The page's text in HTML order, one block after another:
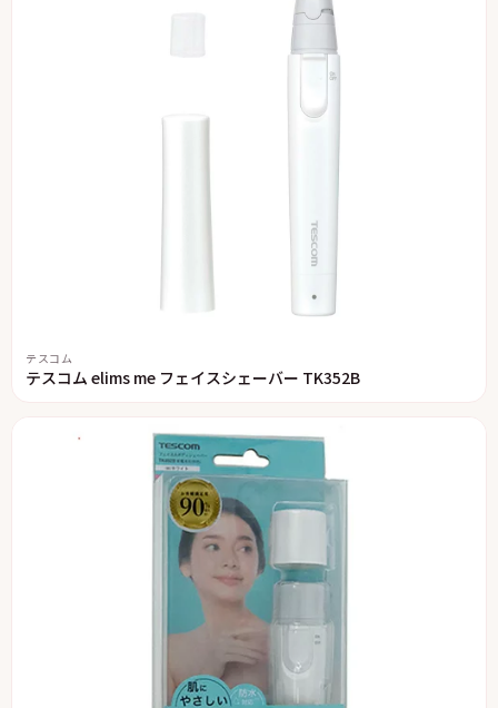
テスコム
テスコム elims me フェイスシェーバー TK352B